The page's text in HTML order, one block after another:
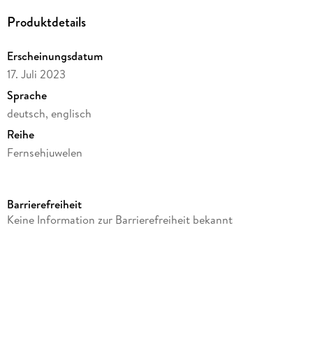
Produktdetails
Erscheinungsdatum
17. Juli 2023
Sprache
deutsch, englisch
Reihe
Fernsehjuwelen
Gespielt von
Barrierefreiheit
Keine Information zur Barrierefreiheit bekannt